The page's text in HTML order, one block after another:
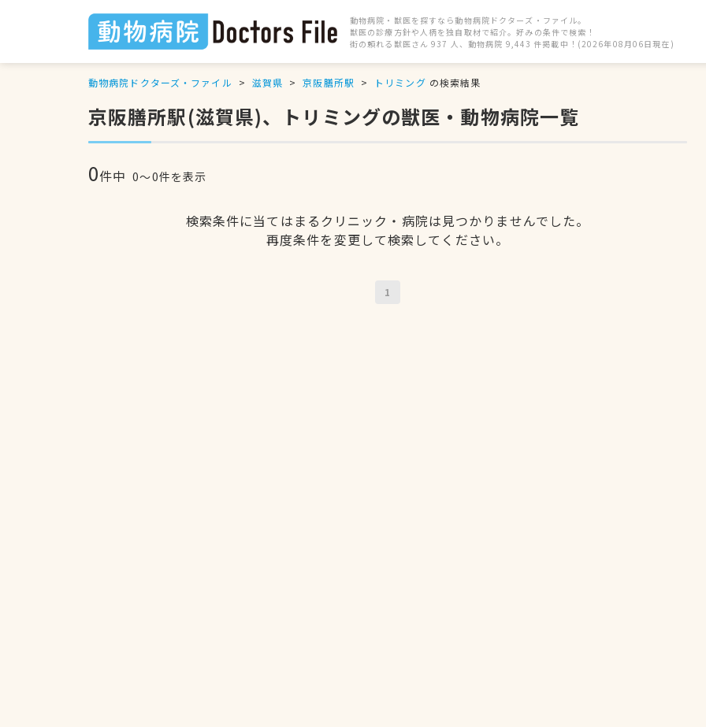
動物病院・獣医を探すなら動物病院ドクターズ・ファイル。
獣医の診療方針や人柄を独自取材で紹介。好みの条件で検索！
街の頼れる獣医さん 937 人、動物病院 9,443 件掲載中！(2026年08月06日現在)
動物病院ドクターズ・ファイル 滋賀県 京阪膳所駅 トリミング の検索結果
京阪膳所駅(滋賀県)、トリミングの獣医・動物病院一覧
0件中 0〜0件を表示
検索条件に当てはまるクリニック・病院は見つかりませんでした。
再度条件を変更して検索してください。
1